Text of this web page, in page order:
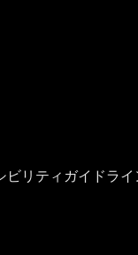
リティガイドラ